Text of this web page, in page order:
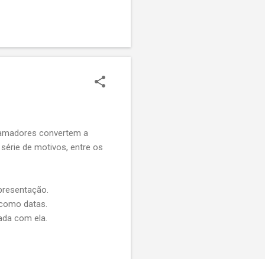
e retornar uma
isso, gostaria de saber
convertem a
de motivos, entre os
datas.
com ela.